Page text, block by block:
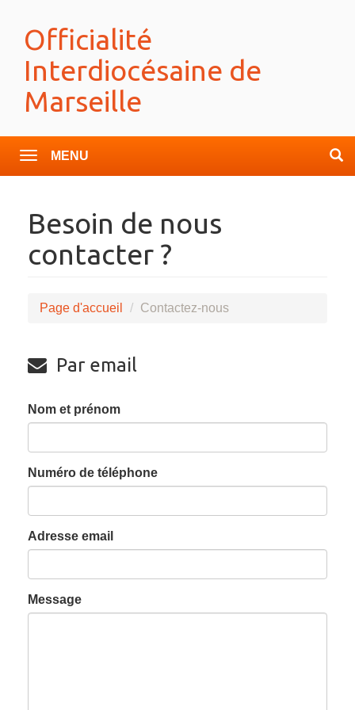
Officialité
Interdiocésaine de
Marseille
Toggle
navigation
Besoin de nous
contacter ?
Page d'accueil Contactez-nous
Par email
Nom et prénom
Numéro de téléphone
Adresse email
Message